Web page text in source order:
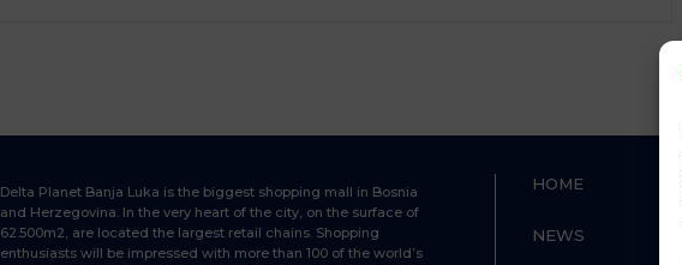
Delta Planet Banja Luka is the biggest shopping mall in Bosnia
and Herzegovina. In the very heart of the city, on the surface of
62.500m2, are located the largest retail chains. Shopping
enthusiasts will be impressed with more than 100 of the world’s
HOME
NEWS